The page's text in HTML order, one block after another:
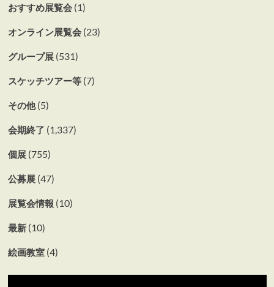
おすすめ展覧会(1)
オンライン展覧会(23)
グループ展(531)
スケッチツアー等(7)
その他(5)
会期終了 (1,337)
個展(755)
公募展(47)
展覧会情報 (10)
最新(10)
絵画教室(4)